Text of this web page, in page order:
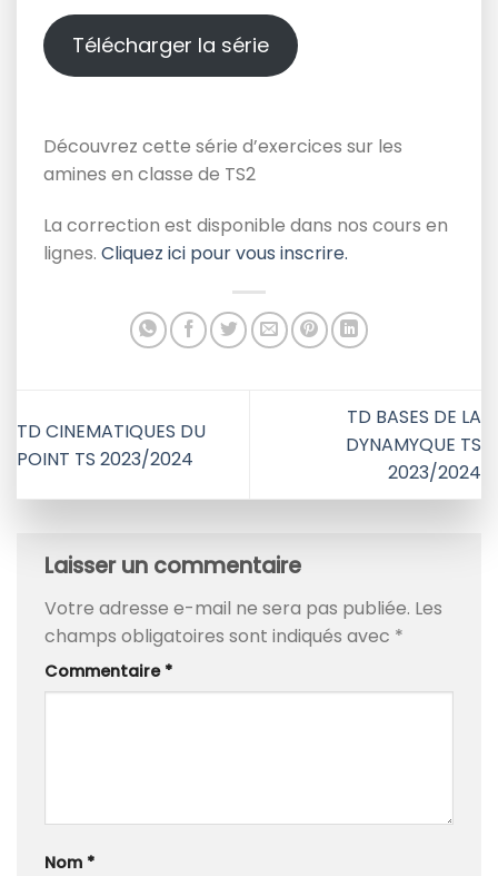
Télécharger la série
Découvrez cette série d’exercices sur les
amines en classe de TS2
La correction est disponible dans nos cours en
lignes. Cliquez ici pour vous inscrire.
TD CINEMATIQUES DU
POINT TS 2023/2024
TD BASES DE LA
DYNAMYQUE TS
2023/2024
Laisser un commentaire
Votre adresse e-mail ne sera pas publiée. Les
champs obligatoires sont indiqués avec *
Commentaire *
Nom *